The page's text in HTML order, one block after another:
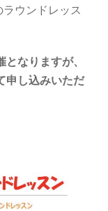
ウンドレッス
なりますが、
申し込みいただ